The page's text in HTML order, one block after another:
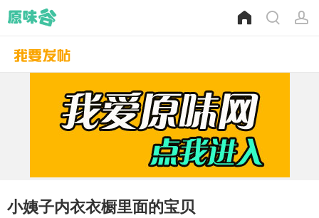
小姨子内衣衣橱里面的宝贝